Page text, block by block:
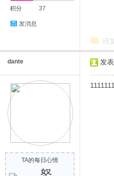
积分 37
发消息
回
dante
TA的每日心情
发